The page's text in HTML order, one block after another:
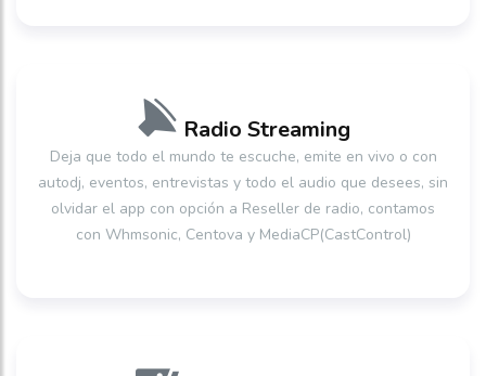
Radio Streaming
Deja que todo el mundo te escuche, emite en vivo o con
autodj, eventos, entrevistas y todo el audio que desees, sin
olvidar el app con opción a Reseller de radio, contamos
con Whmsonic, Centova y MediaCP(CastControl)